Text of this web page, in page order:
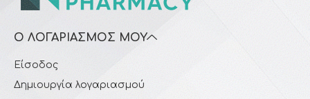
Ο ΛΟΓΑΡΙΑΣΜΌΣ ΜΟΥ
Είσοδος
Δημιουργία λογαριασμού